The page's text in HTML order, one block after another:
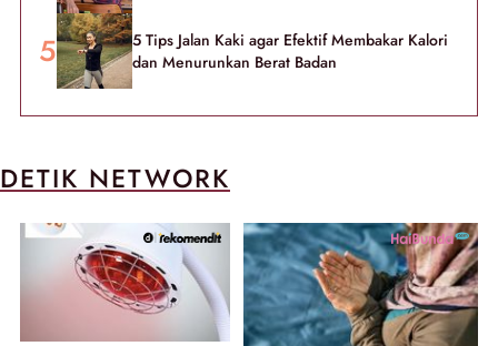
5 Tips Jalan Kaki agar Efektif Membakar Kalori
dan Menurunkan Berat Badan
DETIK NETWORK